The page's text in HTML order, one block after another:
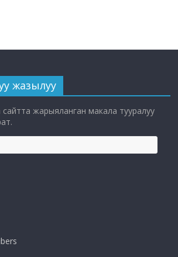
жазылуу
сайтта жарыяланган макала тууралуу